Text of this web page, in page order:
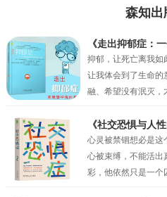
森知出
《走出抑郁症：
抑郁，让死亡离我如
让我体会到了生命的
融、希望没有泯灭，
未来，但也仅仅是
中坚持的权利，但也
一点一点地看到了希
看到了因为“爱”而萌
《社交恐惧与人
心灵被禁锢想必是这
心被束缚，不能活出
彩，他依然只是一个